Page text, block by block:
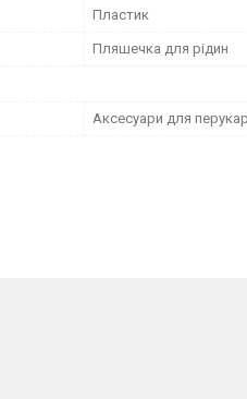
Пластик
Пляшечка для рідин
Аксесуари для